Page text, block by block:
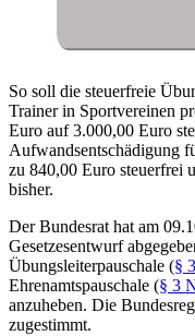
So soll die steuerfreie
Trainer in Sportvereinen
Euro auf 3.000,00 Euro
Aufwandsentschädigung
zu 840,00 Euro steuerfrei
bisher.
Der Bundesrat hat am
Gesetzesentwurf
Übungsleiterpauschale (§
Ehrenamtspauschale (§ 3
anzuheben. Die
zugestimmt.